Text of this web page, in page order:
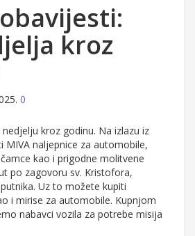
kroz
0
kroz godinu. Na izlazu iz
MIVA naljepnice za automobile,
kao i prigodne molitvene
po zagovoru sv. Kristofora,
Uz to možete kupiti
i mirise za automobile. Kupnjom
nabavci vozila za potrebe misija